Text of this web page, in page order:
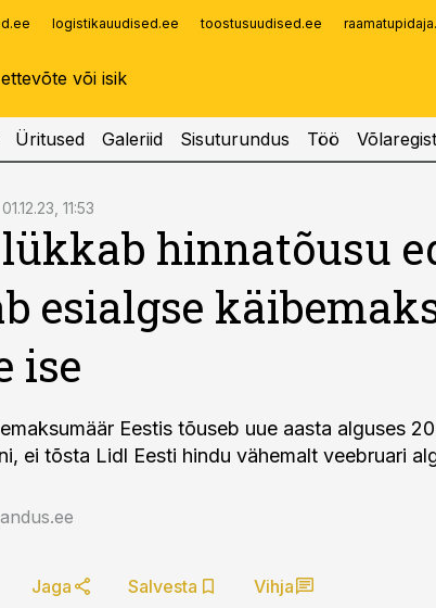
logistikauudised.ee toostusuudised.ee
Infopank
Üritused Galeriid Sisuturundus Töö
01.12.23, 11:53
hinnatõusu
esialgse
ise
Eestis tõuseb uue aasta alguses
ei tõsta Lidl Eesti hindu vähemalt veebruari
Jaga Salvesta Vihja